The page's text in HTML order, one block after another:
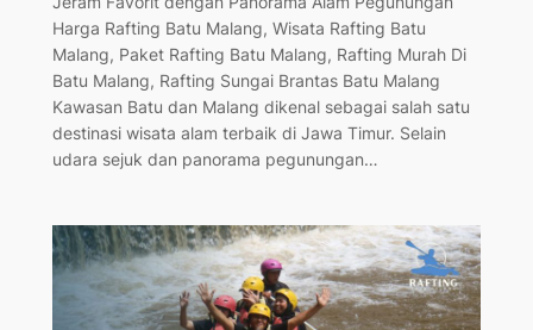
Harga Rafting Batu Malang, Wisata Rafting Batu
Malang, Paket Rafting Batu Malang, Rafting Murah Di
Batu Malang, Rafting Sungai Brantas Batu Malang
Kawasan Batu dan Malang dikenal sebagai salah satu
destinasi wisata alam terbaik di Jawa Timur. Selain
udara sejuk dan panorama pegunungan…